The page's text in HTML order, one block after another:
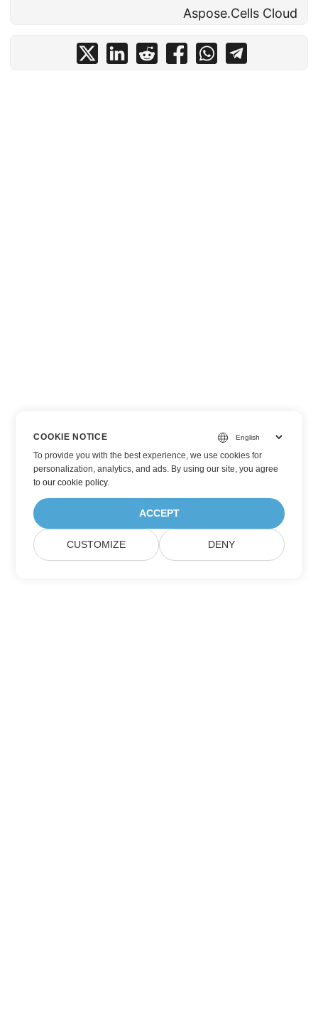
Aspose.Cells Cloud
COOKIE NOTICE
To provide you with the best experience, we use cookies for
personalization, analytics, and ads. By using our site, you agree
toour cookie policy.
ACCEPT
CUSTOMIZE DENY